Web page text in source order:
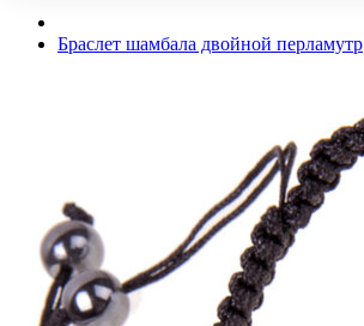
Браслет шамбала двойной перламутр